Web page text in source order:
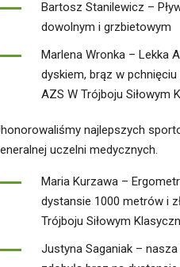
Bartosz Stanilewicz –
dowolnym i grzbietowym
Marlena Wronka – Lekka
dyskiem, brąz w
AZS W Trójboju Siłowym
najlepszych
uczelni medycznych.
Maria Kurzawa –
dystansie 1000 metrów i
Trójboju Siłowym
Justyna Saganiak –